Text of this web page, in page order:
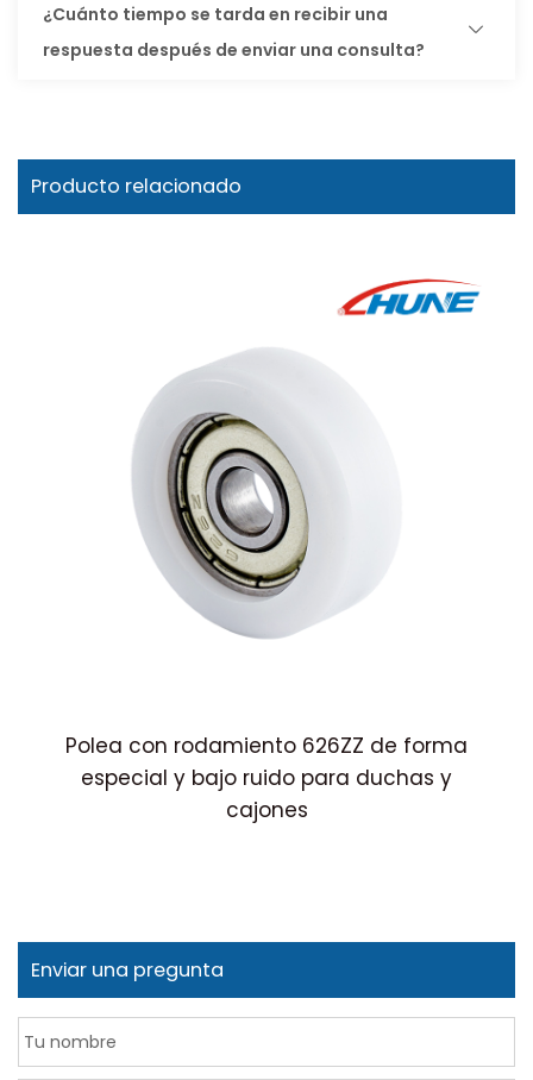
¿Cuánto tiempo se tarda en recibir una
respuesta después de enviar una consulta?
Producto relacionado
Polea con rodamiento 626ZZ de forma
especial y bajo ruido para duchas y
cajones
Enviar una pregunta